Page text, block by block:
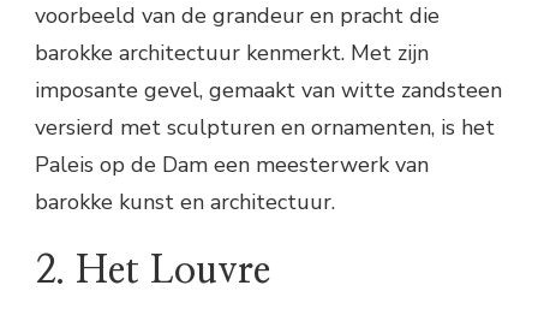
voorbeeld van de grandeur en pracht die
barokke architectuur kenmerkt. Met zijn
imposante gevel, gemaakt van witte zandsteen
versierd met sculpturen en ornamenten, is het
Paleis op de Dam een meesterwerk van
barokke kunst en architectuur.
2. Het Louvre